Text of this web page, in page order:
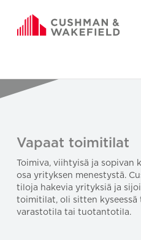
Vapaat toimitilat
Toimiva, viihtyisä ja
osa yrityksen menestystä.
tiloja hakevia yrityksiä ja
toimitilat, oli sitten
varastotila tai tuotantotila.